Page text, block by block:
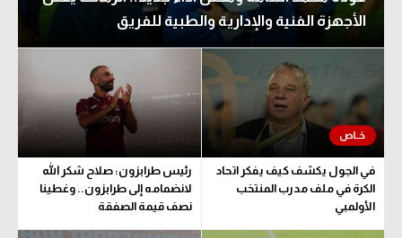
الوطن العربي
في المونديال
رياضة نسائية
آسيا
أمريكا
ركن الألعاب
في المونديال
رياضة نسائية
أمريكا
ركن الألعاب
أقسام خاصة
الأجهزة الفنية والإدارية والطبية للفريق
في الجول يكشف كيف يفكر اتحاد
الكرة في ملف مدرب المنتخب
الأولمبي
رئيس طرابزون: صلاح شكر الله
لانضمامه إلى طرابزون.. وغطينا
نصف قيمة الصفقة